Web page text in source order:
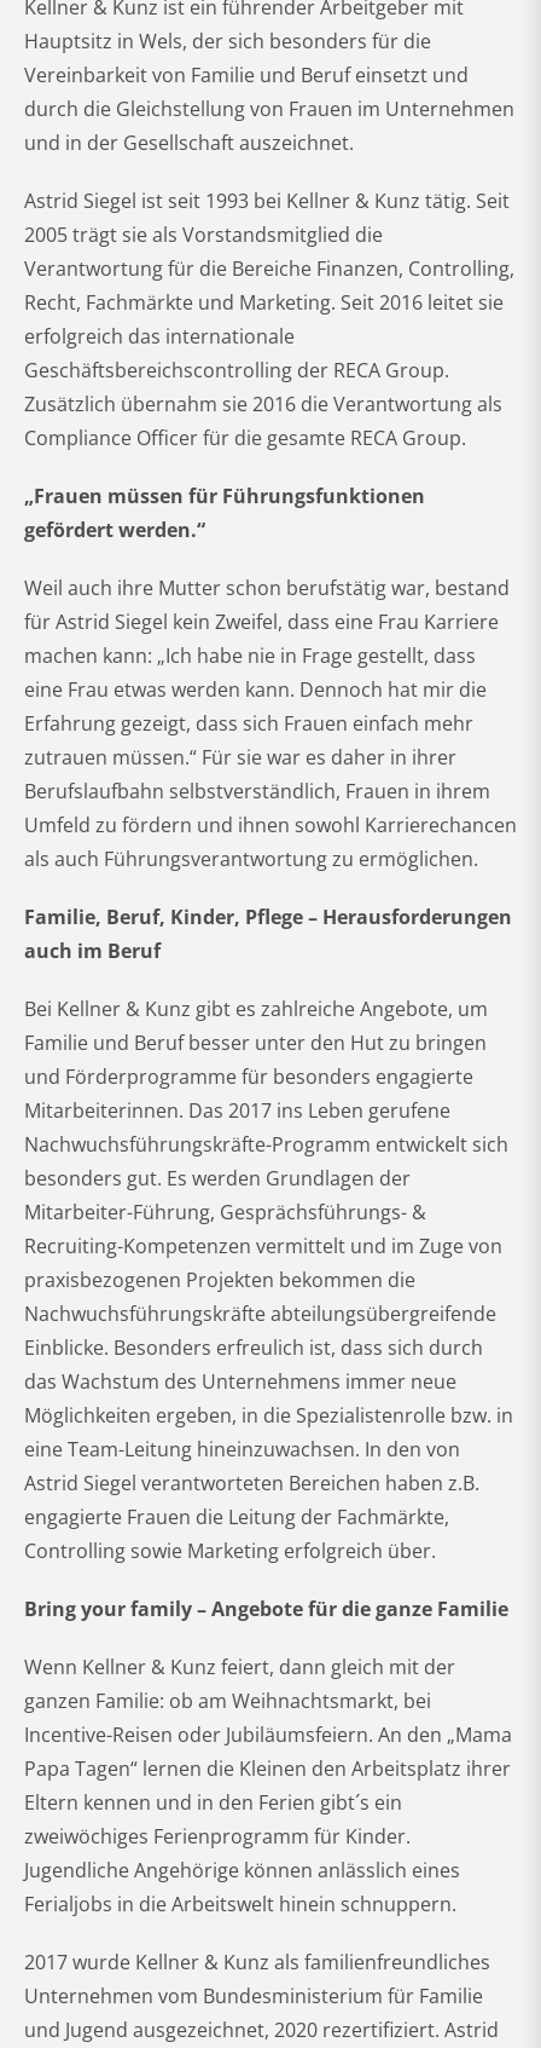
Kellner & Kunz ist ein führender Arbeitgeber mit
Hauptsitz in Wels, der sich besonders für die
Vereinbarkeit von Familie und Beruf einsetzt und
durch die Gleichstellung von Frauen im Unternehmen
und in der Gesellschaft auszeichnet.
Astrid Siegel ist seit 1993 bei Kellner & Kunz tätig. Seit
2005 trägt sie als Vorstandsmitglied die
Verantwortung für die Bereiche Finanzen, Controlling,
Recht, Fachmärkte und Marketing. Seit 2016 leitet sie
erfolgreich das internationale
Geschäftsbereichscontrolling der RECA Group.
Zusätzlich übernahm sie 2016 die Verantwortung als
Compliance Officer für die gesamte RECA Group.
„Frauen müssen für Führungsfunktionen
gefördert werden.“
Weil auch ihre Mutter schon berufstätig war, bestand
für Astrid Siegel kein Zweifel, dass eine Frau Karriere
machen kann: „Ich habe nie in Frage gestellt, dass
eine Frau etwas werden kann. Dennoch hat mir die
Erfahrung gezeigt, dass sich Frauen einfach mehr
zutrauen müssen.“ Für sie war es daher in ihrer
Berufslaufbahn selbstverständlich, Frauen in ihrem
Umfeld zu fördern und ihnen sowohl Karrierechancen
als auch Führungsverantwortung zu ermöglichen.
Familie, Beruf, Kinder, Pflege – Herausforderungen
auch im Beruf
Bei Kellner & Kunz gibt es zahlreiche Angebote, um
Familie und Beruf besser unter den Hut zu bringen
und Förderprogramme für besonders engagierte
Mitarbeiterinnen. Das 2017 ins Leben gerufene
Nachwuchsführungskräfte-Programm entwickelt sich
besonders gut. Es werden Grundlagen der
Mitarbeiter-Führung, Gesprächsführungs- &
Recruiting-Kompetenzen vermittelt und im Zuge von
praxisbezogenen Projekten bekommen die
Nachwuchsführungskräfte abteilungsübergreifende
Einblicke. Besonders erfreulich ist, dass sich durch
das Wachstum des Unternehmens immer neue
Möglichkeiten ergeben, in die Spezialistenrolle bzw. in
eine Team-Leitung hineinzuwachsen. In den von
Astrid Siegel verantworteten Bereichen haben z.B.
engagierte Frauen die Leitung der Fachmärkte,
Controlling sowie Marketing erfolgreich über.
Bring your family – Angebote für die ganze Familie
Wenn Kellner & Kunz feiert, dann gleich mit der
ganzen Familie: ob am Weihnachtsmarkt, bei
Incentive-Reisen oder Jubiläumsfeiern. An den „Mama
Papa Tagen“ lernen die Kleinen den Arbeitsplatz ihrer
Eltern kennen und in den Ferien gibt´s ein
zweiwöchiges Ferienprogramm für Kinder.
Jugendliche Angehörige können anlässlich eines
Ferialjobs in die Arbeitswelt hinein schnuppern.
2017 wurde Kellner & Kunz als familienfreundliches
Unternehmen vom Bundesministerium für Familie
und Jugend ausgezeichnet, 2020 rezertifiziert. Astrid